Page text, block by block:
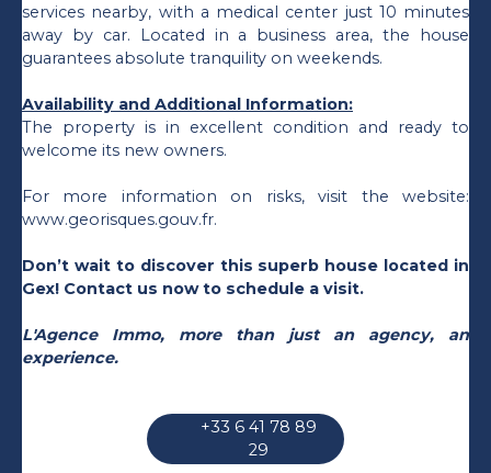
services nearby, with a medical center just 10 minutes
away by car. Located in a business area, the house
guarantees absolute tranquility on weekends.
Availability and Additional Information:
The property is in excellent condition and ready to
welcome its new owners.
For more information on risks, visit the website:
www.georisques.gouv.fr.
Don’t wait to discover this superb house located in
Gex! Contact us now to schedule a visit.
L'Agence Immo, more than just an agency, an
experience.
+33 6 41 78 89
29